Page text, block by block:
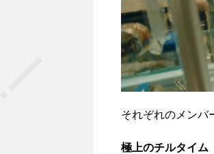
それぞれのメンバ
極上のチルタイム